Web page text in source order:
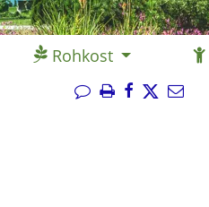
Rohkost